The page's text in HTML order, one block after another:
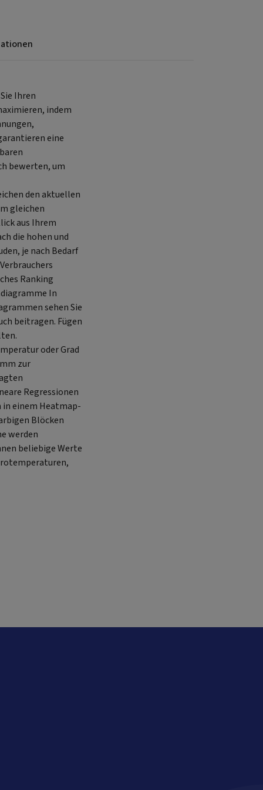
Ihren
indem
eine
bewerten, um
den aktuellen
gleichen
aus Ihrem
die hohen und
je nach Bedarf
Ranking
In
sehen Sie
beitragen. Fügen
oder Grad
zur
Regressionen
in einem Heatmap-
Blöcken
werden
beliebige Werte